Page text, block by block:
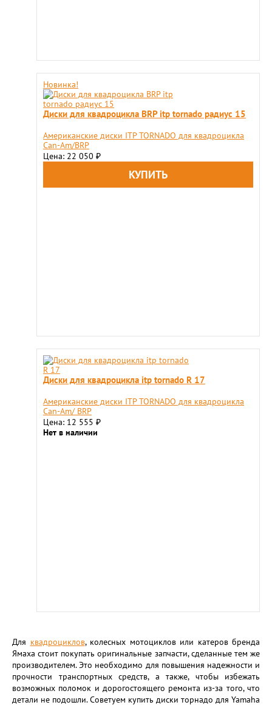
Новинка!
Диски для квадроцикла BRP itp tornado радиус 15
Американские диски ITP TORNADO для квадроцикла
Can-Am/BRP
Цена: 22 050 ₽
Диски для квадроцикла itp tornado R 17
Американские диски ITP TORNADO для квадроцикла
Can-Am/ BRP
Цена: 12 555 ₽
Нет в наличии
Для квадроциклов, колесных мотоциклов или катеров бренда
Ямаха стоит покупать оригинальные запчасти, сделанные тем же
производителем. Это необходимо для повышения надежности и
прочности транспортных средств, а также, чтобы избежать
возможных поломок и дорогостоящего ремонта из-за того, что
детали не подошли. Советуем купить диски торнадо для Yamaha